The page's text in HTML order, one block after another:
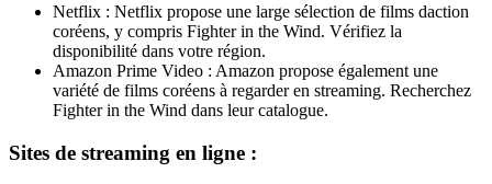
Netflix : Netflix propose une large sélection de films daction
coréens, y compris Fighter in the Wind. Vérifiez la
disponibilité dans votre région.
Amazon Prime Video : Amazon propose également une
variété de films coréens à regarder en streaming. Recherchez
Fighter in the Wind dans leur catalogue.
Sites de streaming en ligne :